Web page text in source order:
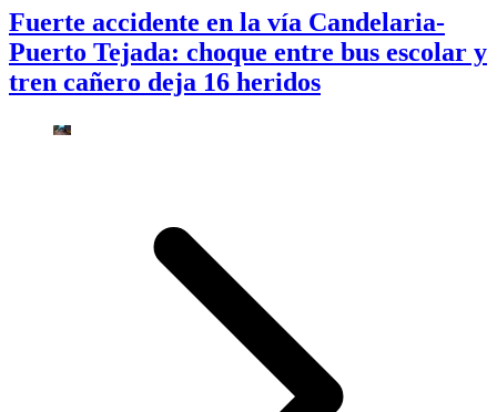
Fuerte accidente en la vía Candelaria-
Puerto Tejada: choque entre bus escolar y
tren cañero deja 16 heridos